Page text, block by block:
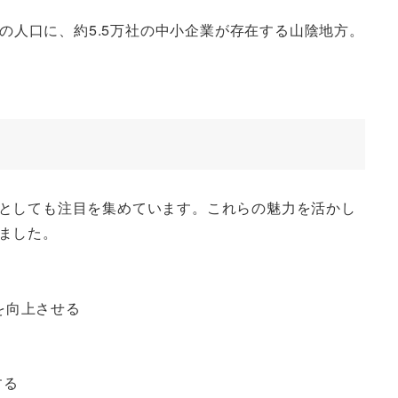
口に、約5.5万社の中小企業が存在する山陰地方。
ても注目を集めています。これらの魅力を活かし
た。
上させる